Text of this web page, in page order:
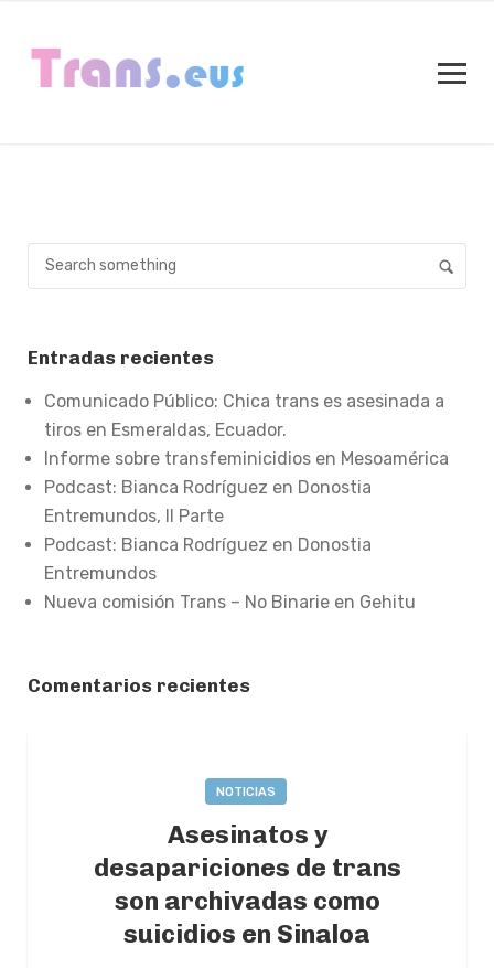
Entradas recientes
Comunicado Público: Chica trans es asesinada a
tiros en Esmeraldas, Ecuador.
Informe sobre transfeminicidios en Mesoamérica
Podcast: Bianca Rodríguez en Donostia
Entremundos, II Parte
Podcast: Bianca Rodríguez en Donostia
Entremundos
Nueva comisión Trans – No Binarie en Gehitu
Comentarios recientes
NOTICIAS
Asesinatos y
desapariciones de trans
son archivadas como
suicidios en Sinaloa